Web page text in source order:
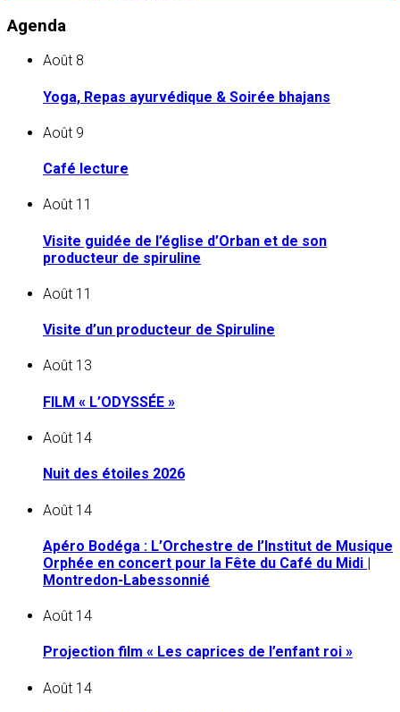
Agenda
Août 8
Yoga, Repas ayurvédique & Soirée bhajans
Août 9
Café lecture
Août 11
Visite guidée de l’église d’Orban et de son
producteur de spiruline
Août 11
Visite d’un producteur de Spiruline
Août 13
FILM « L’ODYSSÉE »
Août 14
Nuit des étoiles 2026
Août 14
Apéro Bodéga : L’Orchestre de l’Institut de Musique
Orphée en concert pour la Fête du Café du Midi |
Montredon-Labessonnié
Août 14
Projection film « Les caprices de l’enfant roi »
Août 14